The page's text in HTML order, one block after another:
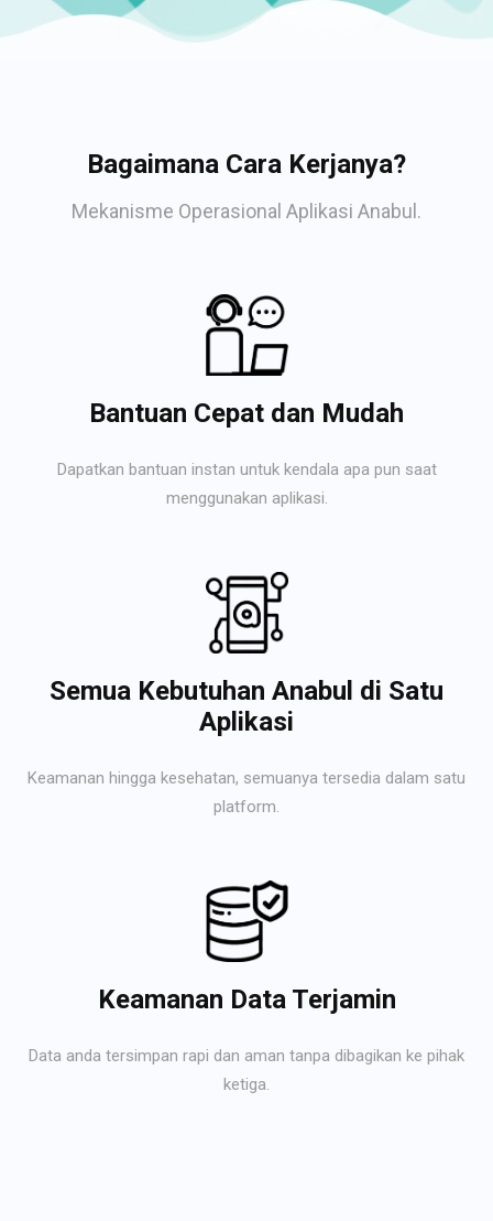
Bagaimana Cara Kerjanya?
Mekanisme Operasional Aplikasi Anabul.
Bantuan Cepat dan Mudah
Dapatkan bantuan instan untuk kendala apa pun saat
menggunakan aplikasi.
Semua Kebutuhan Anabul di Satu
Aplikasi
Keamanan hingga kesehatan, semuanya tersedia dalam satu
platform.
Keamanan Data Terjamin
Data anda tersimpan rapi dan aman tanpa dibagikan ke pihak
ketiga.